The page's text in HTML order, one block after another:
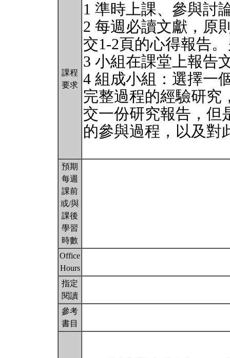
課程
要求
1 準時上課、參與討
2 每週必讀文獻，原
交1-2頁的心得報告
3 小組在課堂上報告
4 組成小組：選擇一
完整過程的經驗研究
交一份研究報告，但
的參與過程，以及對
預期
每週
課前
或/與
課後
學習
時數
Office
Hours
指定
閱讀
參考
書目